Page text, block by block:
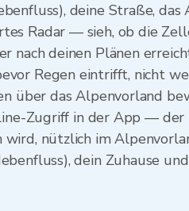
deine Straße,
Radar — sieh, ob die
nach deinen Plänen
Regen eintrifft, nicht
über das Alpenvorland
Zugriff in der App —
nützlich im
dein Zuhause